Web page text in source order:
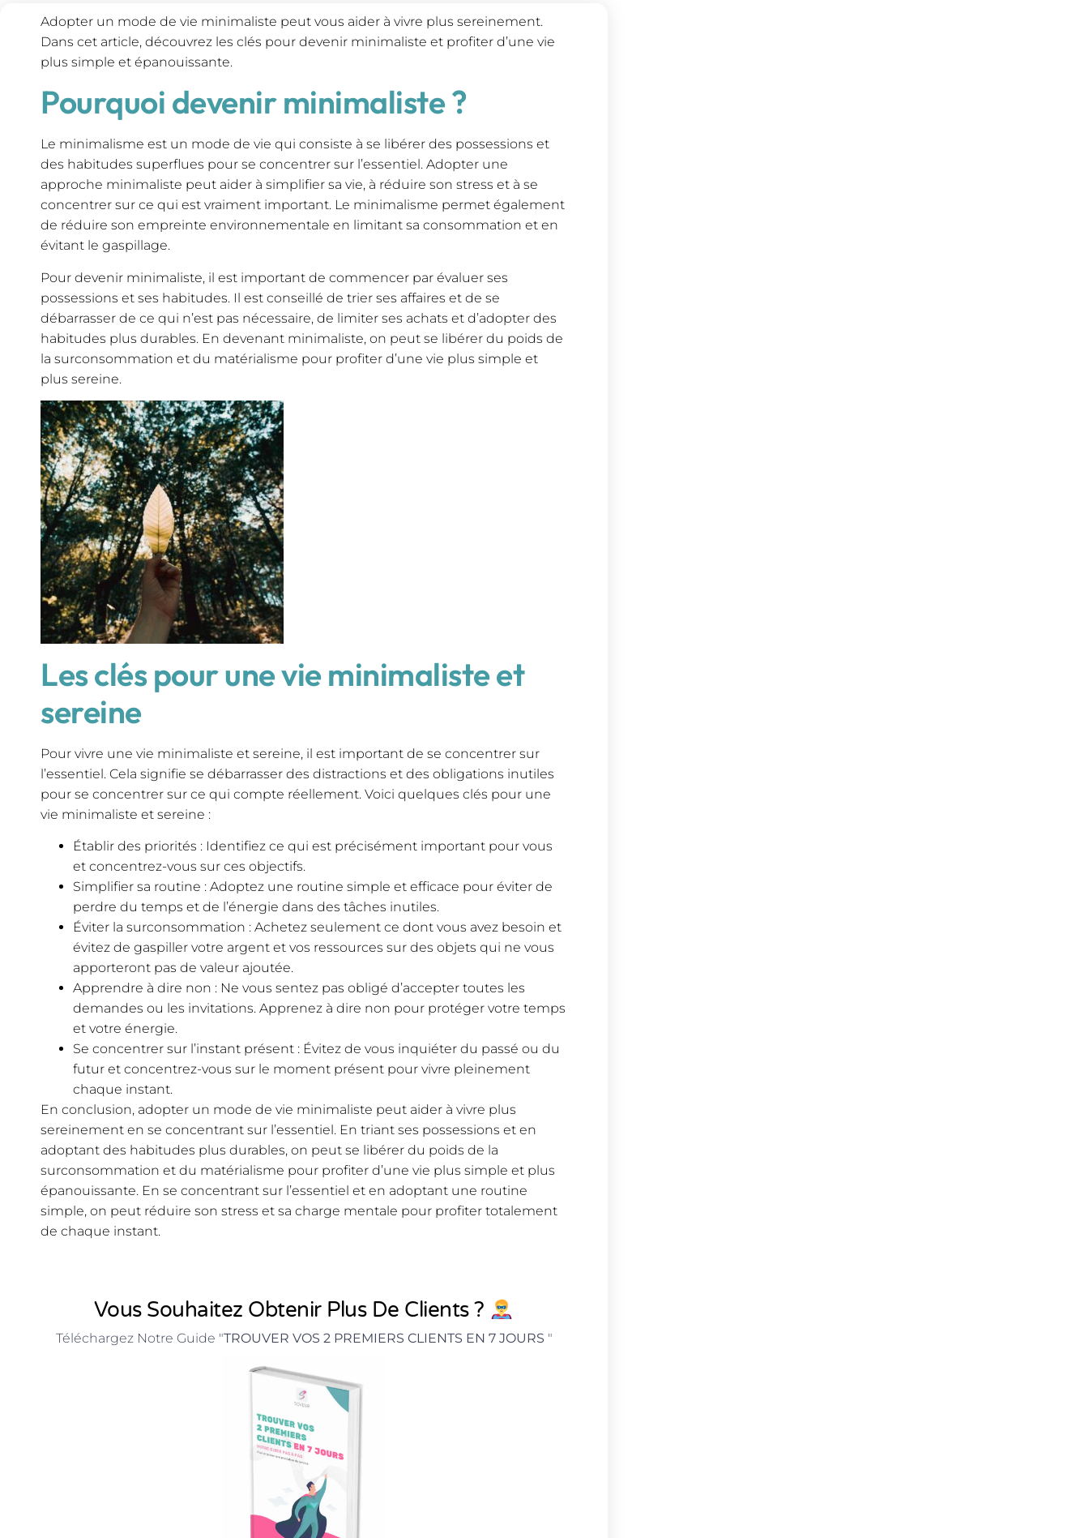
Adopter un mode de vie minimaliste peut vous aider à vivre plus sereinement.
Dans cet article, découvrez les clés pour devenir minimaliste et profiter d’une vie
plus simple et épanouissante.
Pourquoi devenir minimaliste ?
Le minimalisme est un mode de vie qui consiste à se libérer des possessions et
des habitudes superflues pour se concentrer sur l’essentiel. Adopter une
approche minimaliste peut aider à simplifier sa vie, à réduire son stress et à se
concentrer sur ce qui est vraiment important. Le minimalisme permet également
de réduire son empreinte environnementale en limitant sa consommation et en
évitant le gaspillage.
Pour devenir minimaliste, il est important de commencer par évaluer ses
possessions et ses habitudes. Il est conseillé de trier ses affaires et de se
débarrasser de ce qui n’est pas nécessaire, de limiter ses achats et d’adopter des
habitudes plus durables. En devenant minimaliste, on peut se libérer du poids de
la surconsommation et du matérialisme pour profiter d’une vie plus simple et
plus sereine.
Les clés pour une vie minimaliste et
sereine
Pour vivre une vie minimaliste et sereine, il est important de se concentrer sur
l’essentiel. Cela signifie se débarrasser des distractions et des obligations inutiles
pour se concentrer sur ce qui compte réellement. Voici quelques clés pour une
vie minimaliste et sereine :
Établir des priorités : Identifiez ce qui est précisément important pour vous
et concentrez-vous sur ces objectifs.
Simplifier sa routine : Adoptez une routine simple et efficace pour éviter de
perdre du temps et de l’énergie dans des tâches inutiles.
Éviter la surconsommation : Achetez seulement ce dont vous avez besoin et
évitez de gaspiller votre argent et vos ressources sur des objets qui ne vous
apporteront pas de valeur ajoutée.
Apprendre à dire non : Ne vous sentez pas obligé d’accepter toutes les
demandes ou les invitations. Apprenez à dire non pour protéger votre temps
et votre énergie.
Se concentrer sur l’instant présent : Évitez de vous inquiéter du passé ou du
futur et concentrez-vous sur le moment présent pour vivre pleinement
chaque instant.
En conclusion, adopter un mode de vie minimaliste peut aider à vivre plus
sereinement en se concentrant sur l’essentiel. En triant ses possessions et en
adoptant des habitudes plus durables, on peut se libérer du poids de la
surconsommation et du matérialisme pour profiter d’une vie plus simple et plus
épanouissante. En se concentrant sur l’essentiel et en adoptant une routine
simple, on peut réduire son stress et sa charge mentale pour profiter totalement
de chaque instant.
Vous Souhaitez Obtenir Plus De Clients ?
Téléchargez Notre Guide "TROUVER VOS 2 PREMIERS CLIENTS EN 7 JOURS "